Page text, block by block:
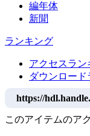
編年体
新聞
ランキング
アクセスラン
ダウンロー
https://
このアイテムのア